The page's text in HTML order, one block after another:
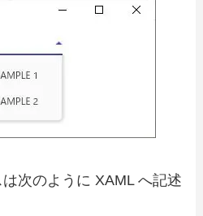
次のように XAML へ記述